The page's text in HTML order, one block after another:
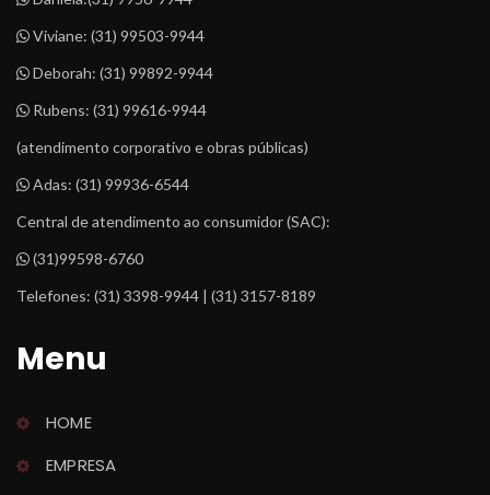
Viviane: (31) 99503-9944
Deborah: (31) 99892-9944
Rubens: (31) 99616-9944
(atendimento corporativo e obras públicas)
Adas: (31) 99936-6544
Central de atendimento ao consumidor (SAC):
(31)99598-6760
Telefones: (31) 3398-9944 | (31) 3157-8189
Menu
HOME
EMPRESA